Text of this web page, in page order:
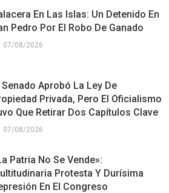
En Las Islas: Un Detenido En
Pedro Por El Robo De Ganado
07/08/2026
Senado Aprobó La Ley De
Privada, Pero El Oficialismo
Que Retirar Dos Capítulos Clave
07/08/2026
Patria No Se Vende»:
Protesta Y Durísima
En El Congreso